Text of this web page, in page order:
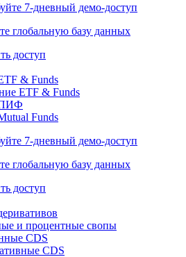
7-дневный демо-доступ
глобальную базу данных
доступ
& Funds
ETF & Funds
Funds
7-дневный демо-доступ
глобальную базу данных
доступ
и процентные свопы
CDS
CDS